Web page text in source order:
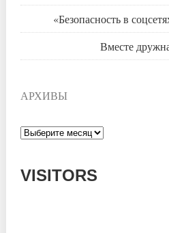
«Безопасность в
Вместе
АРХИВЫ
Архивы
VISITORS